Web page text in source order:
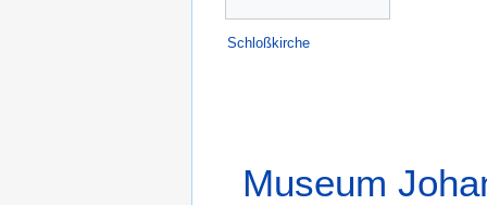
Schloßkirche
Museum